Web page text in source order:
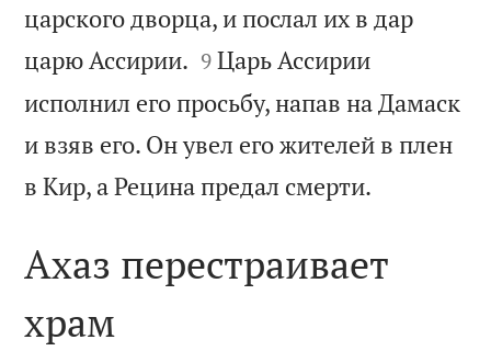
царского дворца, и послал их в дар
царю Ассирии. 

9 Царь Ассирии
исполнил его просьбу, напав на Дамаск
и взяв его. Он увел его жителей в плен
в Кир, а Рецина предал смерти.
Ахаз перестраивает
храм